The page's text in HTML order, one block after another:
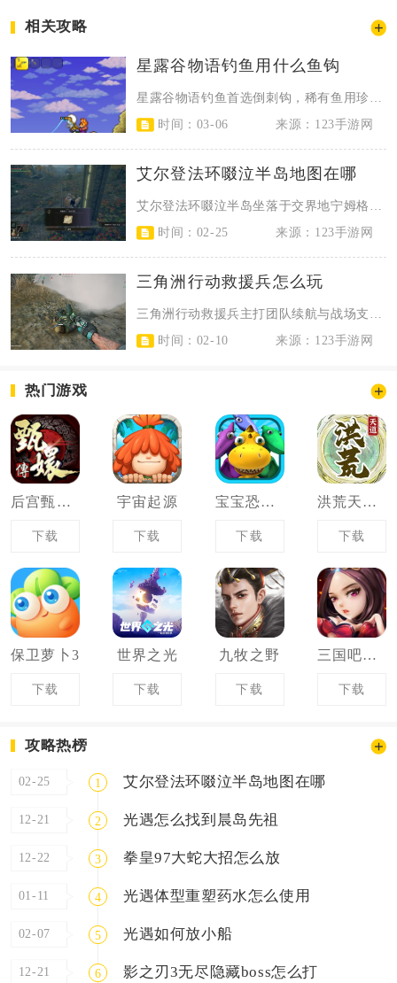
相关攻略
星露谷物语钓鱼用什么鱼钩
时间：03-06
来源：123手游网
艾尔登法环啜泣半岛地图在哪
时间：02-25
来源：123手游网
三角洲行动救援兵怎么玩
时间：02-10
来源：123手游网
热门游戏
后宫甄嬛传
下载
宇宙起源
下载
宝宝恐龙世界
下载
洪荒天道2主宰
下载
保卫萝卜3
下载
世界之光
下载
九牧之野
下载
三国吧兄弟
下载
攻略热榜
02-25 1 艾尔登法环啜泣半岛地图在哪
12-21 2 光遇怎么找到晨岛先祖
12-22 3 拳皇97​大蛇大招怎么放
01-11 4 光遇体型重塑药水怎么使用
02-07 5 光遇如何放小船
12-21 6 影之刃3无尽隐藏boss怎么打